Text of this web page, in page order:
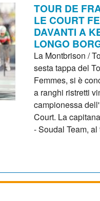
TOUR DE
LE COURT
DAVANTI A
LONGO
La Montbrison /
sesta tappa del
Femmes, si è
a ranghi ristretti
campionessa
Court. La
- Soudal Team,